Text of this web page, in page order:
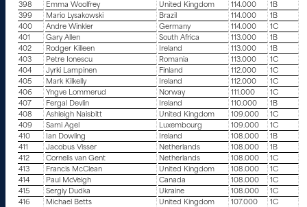
398
Emma Woolfrey United Kingdom 114.000
1B
399
Mario Lysakowski Brazil 114.000
1B
400
Andre Winkler Germany 114.000
1C
401
Gary Allen South Africa 113.000
1B
402
Rodger Killeen Ireland 113.000
1B
403
Petre Ionescu Romania 113.000
1C
404
Jyrki Lampinen Finland 112.000
1C
405
Mark Kilkelly Ireland 112.000
1C
406
Yngve Lommerud Norway 111.000
1C
407
Fergal Devlin Ireland 110.000
1B
408
Ashleigh Naisbitt United Kingdom 109.000
1C
409
Sami Agel Luxembourg 109.000
1C
410
Ian Dowling Ireland 108.000
1B
411
Jacobus Visser Netherlands 108.000
1B
412
Cornelis van Gent Netherlands 108.000
1C
413
Francis McClean United Kingdom 108.000
1C
414
Paul McVeigh Canada 108.000
1C
415
Sergiy Dudka Ukraine 108.000
1C
416
Michael Betts United Kingdom 107.000
1C